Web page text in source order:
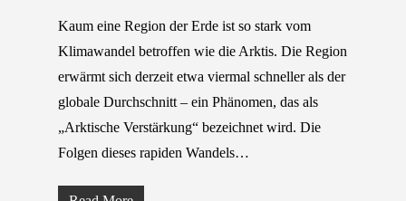
Kaum eine Region der Erde ist so stark vom
Klimawandel betroffen wie die Arktis. Die Region
erwärmt sich derzeit etwa viermal schneller als der
globale Durchschnitt – ein Phänomen, das als
„Arktische Verstärkung“ bezeichnet wird. Die
Folgen dieses rapiden Wandels…